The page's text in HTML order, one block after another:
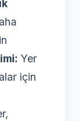
Yer
için